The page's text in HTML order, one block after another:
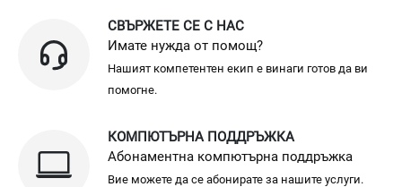
СВЪРЖЕТЕ СЕ С НАС
Имате нужда от помощ?
Нашият компетентен екип е винаги готов да ви
помогне.
КОМПЮТЪРНА ПОДДРЪЖКА
Абонаментна компютърна поддръжка
Вие можете да се абонирате за нашите услуги.